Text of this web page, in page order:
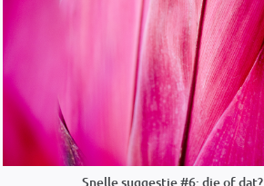
Snelle suggestie #6: die of dat?